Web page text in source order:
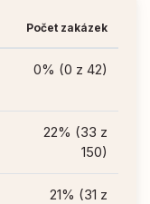
Počet zakázek
0% (0 z 42)
22% (33 z
150)
21% (31 z